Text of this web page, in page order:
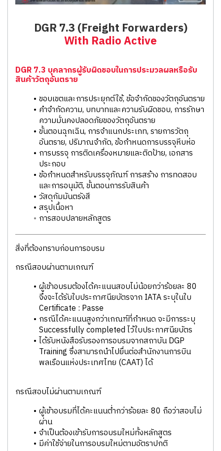
DGR 7.3 (Freight Forwarders)
With Radio Active
DGR 7.3 บุคลากรผู้รับผิดชอบในการประมวลผลหรือรับ
สินค้าวัตถุอันตราย
ขอบเขตและการประยุกต์ใช้, ข้อจำกัดของวัตถุอันตราย
คำจำกัดความ, บทบาทและความรับผิดชอบ, การรักษา
ความมั่นคงปลอดภัยของวัตถุอันตราย
ขั้นตอนฉุกเฉิน, การจำแนกประเภท, รายการวัตถุ
อันตราย, ปริมาณจำกัด, ข้อกำหนดการบรรจุหีบห่อ
การบรรจุ การติดเครื่องหมายและติดป้าย, เอกสาร
ประกอบ
ข้อกำหนดสำหรับบรรจุภัณฑ์ การสร้าง การทดสอบ
และการอนุมัติ, ขั้นตอนการรับสินค้า
วัสดุกัมมันตรังสี
สรุปเนื้อหา
การสอบปลายหลักสูตร
สิ่งที่ต้องทราบก่อนการอบรม
กรณีสอบผ่านตามเกณฑ์
ผู้เข้าอบรมต้องได้คะแนนสอบไม่น้อยกว่าร้อยละ 80
จึงจะได้รับใบประกาศนียบัตรจาก IATA ระบุในใบ
Certificate : Passe
กรณีได้คะแนนสูงกว่าเกณฑ์ที่กำหนด จะมีการระบุ
Successfully completed ไว้ใบประกาศนียบัตร
ได้รับหนังสือรับรองการอบรมจากสถาบัน DGP
Training ซึ่งสามารถนำไปยื่นต่อสำนักงานการบิน
พลเรือนแห่งประเทศไทย (CAAT) ได้
กรณีสอบไม่ผ่านตามเกณฑ์
ผู้เข้าอบรมที่ได้คะแนนต่ำกว่าร้อยละ 80 ถือว่าสอบไม่
ผ่าน
จำเป็นต้องเข้ารับการอบรมใหม่ทั้งหลักสูตร
มีค่าใช้จ่ายในการอบรมใหม่ตามอัตราปกติ